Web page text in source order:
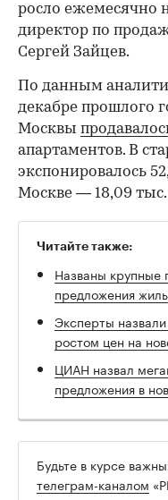
росло ежемесячно
директор по
Сергей Зайцев.
По данным
декабре прошлого
Москвы
апартаментов. В
экспонировалось
Москве — 18,09 тыс.
Читайте также:
Названы крупные
предложения
Эксперты
ростом цен на
ЦИАН назвал
предложения в
Будьте в курсе
телеграм-каналом